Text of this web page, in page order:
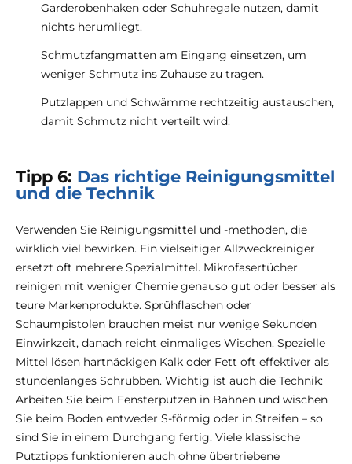
Garderobenhaken oder Schuhregale nutzen, damit
nichts herumliegt.
Schmutzfangmatten am Eingang einsetzen, um
weniger Schmutz ins Zuhause zu tragen.
Putzlappen und Schwämme rechtzeitig austauschen,
damit Schmutz nicht verteilt wird.
Tipp 6: Das richtige Reinigungsmittel
und die Technik
Verwenden Sie Reinigungsmittel und -methoden, die
wirklich viel bewirken. Ein vielseitiger Allzweckreiniger
ersetzt oft mehrere Spezialmittel. Mikrofasertücher
reinigen mit weniger Chemie genauso gut oder besser als
teure Markenprodukte. Sprühflaschen oder
Schaumpistolen brauchen meist nur wenige Sekunden
Einwirkzeit, danach reicht einmaliges Wischen. Spezielle
Mittel lösen hartnäckigen Kalk oder Fett oft effektiver als
stundenlanges Schrubben. Wichtig ist auch die Technik:
Arbeiten Sie beim Fensterputzen in Bahnen und wischen
Sie beim Boden entweder S-förmig oder in Streifen – so
sind Sie in einem Durchgang fertig. Viele klassische
Putztipps funktionieren auch ohne übertriebene